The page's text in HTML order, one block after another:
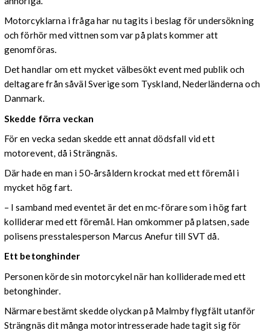
Motorcyklarna i fråga har nu tagits i beslag för undersökning
och förhör med vittnen som var på plats kommer att
genomföras.
Det handlar om ett mycket välbesökt event med publik och
deltagare från såväl Sverige som Tyskland, Nederländerna och
Danmark.
Skedde förra veckan
För en vecka sedan skedde ett annat dödsfall vid ett
motorevent, då i Strängnäs.
Där hade en man i 50-årsåldern krockat med ett föremål i
mycket hög fart.
– I samband med eventet är det en mc-förare som i hög fart
kolliderar med ett föremål. Han omkommer på platsen, sade
polisens presstalesperson Marcus Anefur till SVT då.
Ett betonghinder
Personen körde sin motorcykel när han kolliderade med ett
betonghinder.
Närmare bestämt skedde olyckan på Malmby flygfält utanför
Strängnäs dit många motorintresserade hade tagit sig för